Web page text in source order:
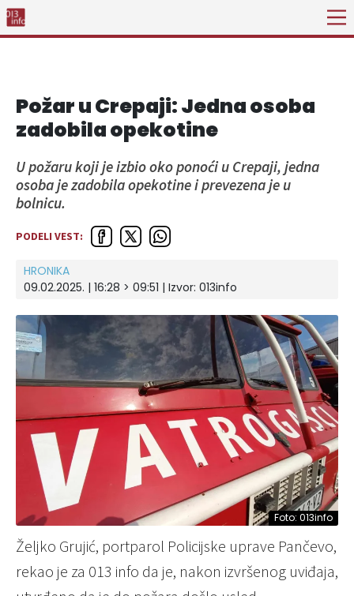
Požar u Crepaji: Jedna osoba
zadobila opekotine
U požaru koji je izbio oko ponoći u Crepaji, jedna
osoba je zadobila opekotine i prevezena je u
bolnicu.
PODELI VEST:
HRONIKA
09.02.2025. | 16:28 > 09:51 | Izvor: 013info
Foto: 013info
Željko Grujić, portparol Policijske uprave Pančevo,
rekao je za 013 info da je, nakon izvršenog uviđaja,